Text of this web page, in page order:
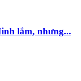
lắm, nhưng...